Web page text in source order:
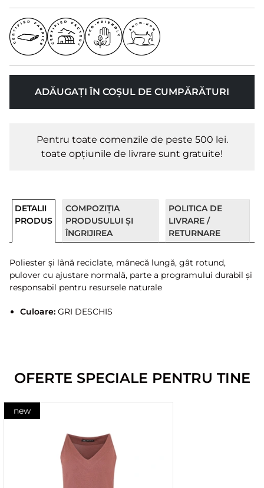
ADĂUGAȚI ÎN COȘUL DE CUMPĂRĂTURI
Pentru toate comenzile de peste 500 lei.
toate opțiunile de livrare sunt gratuite!
DETALII
PRODUS
COMPOZIȚIA
PRODUSULUI ȘI
ÎNGRIJIREA
POLITICA DE
LIVRARE /
RETURNARE
Poliester și lână reciclate, mânecă lungă, gât rotund,
pulover cu ajustare normală, parte a programului durabil și
responsabil pentru resursele naturale
Culoare:GRI DESCHIS
OFERTE SPECIALE PENTRU TINE
new